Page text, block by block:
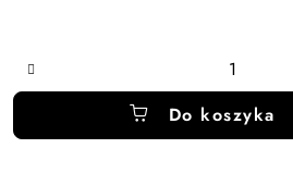
Ilość
Do koszyka